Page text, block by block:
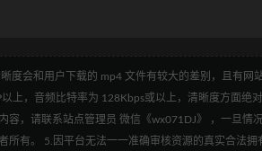
度会和用户下载的 mp4 文件有较大的差别，且有网
上，音频比特率为 128Kbps或以上，清晰度方面绝对
容，请联系站点管理员 微信《wx071DJ》 ，一旦情
所有。 5.因平台无法一一准确审核资源的真实合法拥